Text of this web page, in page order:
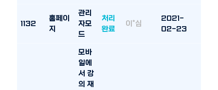
1132
홈페이
지
관리
자모
드
처리
완료
이*심
2021-
02-23
모바
일에
서 강
의 재